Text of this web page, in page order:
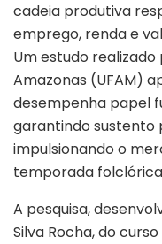
cadeia produtiva
emprego, renda e
Um estudo realizado
Amazonas (UFAM)
desempenha papel
garantindo sustento
impulsionando o
temporada
A pesquisa,
Silva Rocha, do